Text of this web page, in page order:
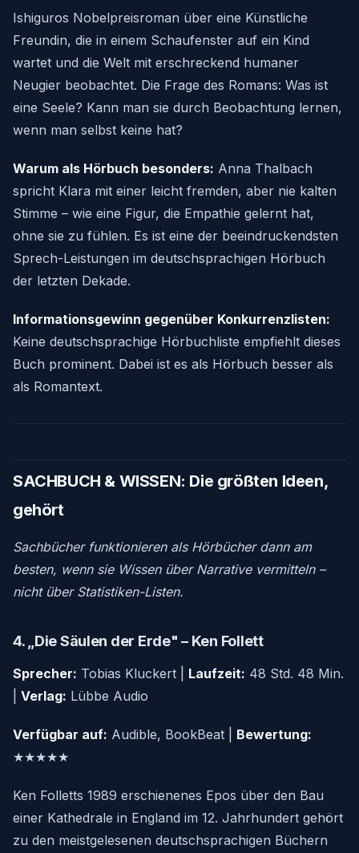
Ishiguros Nobelpreisroman über eine Künstliche
Freundin, die in einem Schaufenster auf ein Kind
wartet und die Welt mit erschreckend humaner
Neugier beobachtet. Die Frage des Romans: Was ist
eine Seele? Kann man sie durch Beobachtung lernen,
wenn man selbst keine hat?
Warum als Hörbuch besonders: Anna Thalbach
spricht Klara mit einer leicht fremden, aber nie kalten
Stimme – wie eine Figur, die Empathie gelernt hat,
ohne sie zu fühlen. Es ist eine der beeindruckendsten
Sprech-Leistungen im deutschsprachigen Hörbuch
der letzten Dekade.
Informationsgewinn gegenüber Konkurrenzlisten:
Keine deutschsprachige Hörbuchliste empfiehlt dieses
Buch prominent. Dabei ist es als Hörbuch besser als
als Romantext.
SACHBUCH & WISSEN: Die größten Ideen,
gehört
Sachbücher funktionieren als Hörbücher dann am
besten, wenn sie Wissen über Narrative vermitteln –
nicht über Statistiken-Listen.
4. „Die Säulen der Erde" – Ken Follett
Sprecher: Tobias Kluckert | Laufzeit: 48 Std. 48 Min.
Verlag: Lübbe Audio
Verfügbar auf: Audible, BookBeat | Bewertung:
★★★★★
Ken Folletts 1989 erschienenes Epos über den Bau
einer Kathedrale in England im 12. Jahrhundert gehört
zu den meistgelesenen deutschsprachigen Büchern